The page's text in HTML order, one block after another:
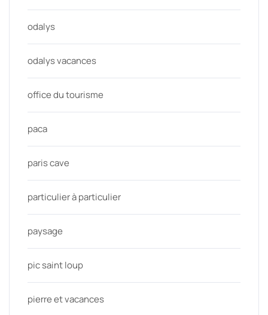
odalys
odalys vacances
office du tourisme
paca
paris cave
particulier à particulier
paysage
pic saint loup
pierre et vacances